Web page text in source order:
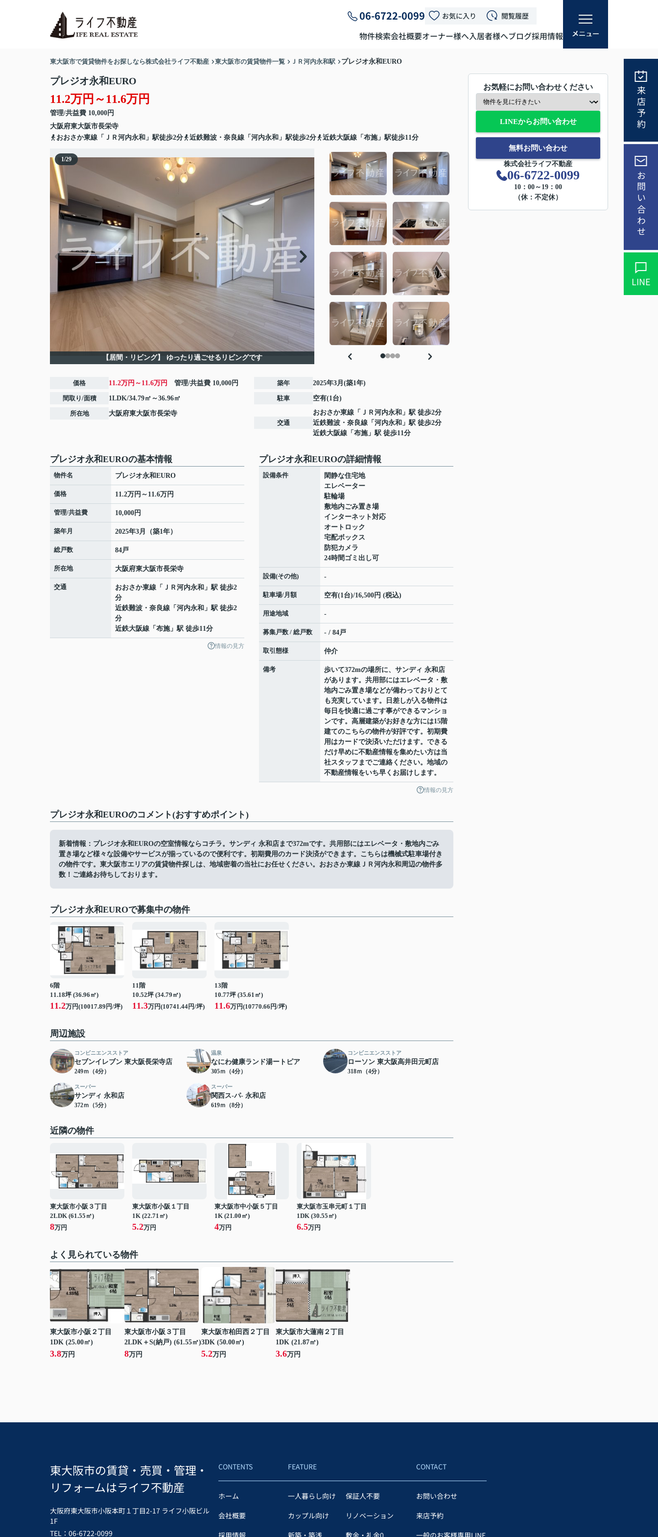
06-6722-0099 お気に入り 閲覧履歴
物件検索会社概要オーナー様へ入居者様へブログ採用情報
来店予約
お問い合わせ
LINE
東大阪市で賃貸物件をお探しなら株式会社ライフ不動産 東大阪市の賃貸物件一覧 ＪＲ河内永和駅 プレジオ永和EURO
プレジオ永和EURO
11.2万円～11.6万円
管理/共益費 10,000円
大阪府東大阪市長栄寺
おおさか東線「ＪＲ河内永和」駅徒歩2分
近鉄難波・奈良線「河内永和」駅徒歩2分 近鉄大阪線「布施」駅徒歩11分
1/29
【居間・リビング】 ゆったり過ごせるリビングです
価格 11.2万円～11.6万円 管理/共益費 10,000円
間取り/面積 1LDK/34.79㎡～36.96㎡
所在地 大阪府東大阪市長栄寺
築年 2025年3月(築1年)
駐車 空有(1台)
交通
おおさか東線 「 ＪＲ河内永和 」駅 徒歩2分
近鉄難波・奈良線 「 河内永和 」駅 徒歩2分
近鉄大阪線 「 布施」駅 徒歩11分
プレジオ永和EUROの基本情報
物件名 プレジオ永和EURO
価格 11.2万円～11.6万円
管理/共益費 10,000円
築年月 2025年3月（築1年）
総戸数 84戸
所在地 大阪府東大阪市長栄寺
交通 おおさか東線 「 ＪＲ河内永和 」駅 徒歩2
分
近鉄難波・奈良線 「 河内永和 」駅 徒歩2
分
近鉄大阪線 「 布施」駅 徒歩11分
情報の見方
プレジオ永和EUROの詳細情報
設備条件
閑静な住宅地
エレベーター
駐輪場
敷地内ごみ置き場
インターネット対応
オートロック
宅配ボックス
防犯カメラ
24時間ゴミ出し可
設備(その他) -
駐車場/月額 空有(1台)/16,500円 (税込)
用途地域 -
募集戸数 / 総戸数 - / 84戸
取引態様 仲介
備考
歩いて372mの場所に、サンディ 永和店
があります。共用部にはエレベータ・敷
地内ごみ置き場などが備わっておりとて
も充実しています。日差しが入る物件は
毎日を快適に過ごす事ができるマンショ
ンです。高層建築がお好きな方には15階
建てのこちらの物件が好評です。初期費
用はカードで決済いただけます。できる
だけ早めに不動産情報を集めたい方は当
社スタッフまでご連絡ください。地域の
不動産情報をいち早くお届けします。
情報の見方
プレジオ永和EUROのコメント(おすすめポイント)
新着情報：プレジオ永和EUROの空室情報ならコチラ。サンディ 永和店まで372mです。共用部にはエレベータ・敷地内ごみ
置き場など様々な設備やサービスが揃っているので便利です。初期費用のカード決済ができます。こちらは機械式駐車場付き
の物件です。東大阪市エリアの賃貸物件探しは、地域密着の当社にお任せください。おおさか東線ＪＲ河内永和周辺の物件多
数！ご連絡お待ちしております。
プレジオ永和EUROで募集中の物件
6階
11.18坪 (36.96㎡)
11.2万円(10017.89円/坪)
11階
10.52坪 (34.79㎡)
11.3万円(10741.44円/坪)
13階
10.77坪 (35.61㎡)
11.6万円(10770.66円/坪)
周辺施設
コンビニエンスストア
セブンイレブン 東大阪長栄寺店
249ｍ（4分）
温泉
なにわ健康ランド湯ートピア
305ｍ（4分）
コンビニエンスストア
ローソン 東大阪高井田元町店
318ｍ（4分）
スーパー
サンディ 永和店
372ｍ（5分）
スーパー
関西ス-パ- 永和店
619ｍ（8分）
近隣の物件
東大阪市小阪３丁目
2LDK (61.55㎡)
8万円
東大阪市小阪１丁目
1K (22.71㎡)
5.2万円
東大阪市中小阪５丁目
1K (21.00㎡)
4万円
東大阪市玉串元町１丁目
1DK (30.55㎡)
6.5万円
よく見られている物件
東大阪市小阪２丁目
1DK (25.00㎡)
3.8万円
東大阪市小阪３丁目
2LDK＋S(納戸) (61.55㎡)
8万円
東大阪市柏田西２丁目
3DK (50.00㎡)
5.2万円
東大阪市大蓮南２丁目
1DK (21.87㎡)
3.6万円
お気軽にお問い合わせください
LINEからお問い合わせ
無料お問い合わせ
株式会社ライフ不動産
06-6722-0099
10：00～19：00
（休：不定休）
東大阪市の賃貸・売買・管理・
リフォームはライフ不動産
大阪府東大阪市小阪本町１丁目2-17 ライフ小阪ビル
1F
TEL：06-6722-0099
CONTENTS
ホーム
会社概要
採用情報
FEATURE
一人暮らし向け
保証人不要
カップル向け
リノベーション
新築・築浅
敷金・礼金0
CONTACT
お問い合わせ
来店予約
一般のお客様専用LINE